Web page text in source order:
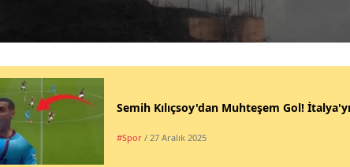
Semih Kılıçsoy'dan Muhteşem Gol!
#Spor / 27 Aralık 2025